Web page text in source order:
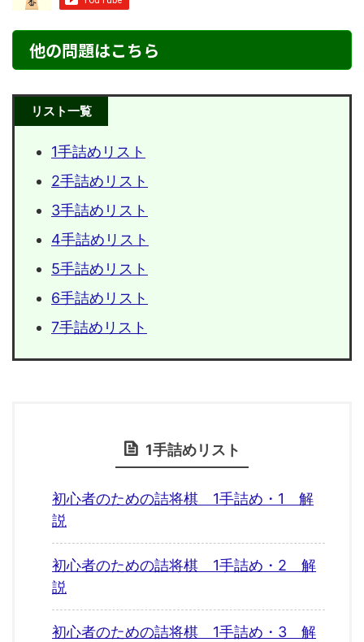
他の問題はこちら
リスト一覧
1手詰めリスト
2手詰めリスト
3手詰めリスト
4手詰めリスト
5手詰めリスト
6手詰めリスト
7手詰めリスト
1手詰めリスト
初心者のための詰将棋 1手詰め・1 解
説
初心者のための詰将棋 1手詰め・2 解
説
初心者のための詰将棋 1手詰め・3 解